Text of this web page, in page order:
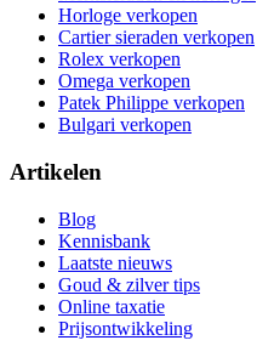
Horloge verkopen
Cartier sieraden verkopen
Rolex verkopen
Omega verkopen
Patek Philippe verkopen
Bulgari verkopen
Artikelen
Blog
Kennisbank
Laatste nieuws
Goud & zilver tips
Online taxatie
Prijsontwikkeling